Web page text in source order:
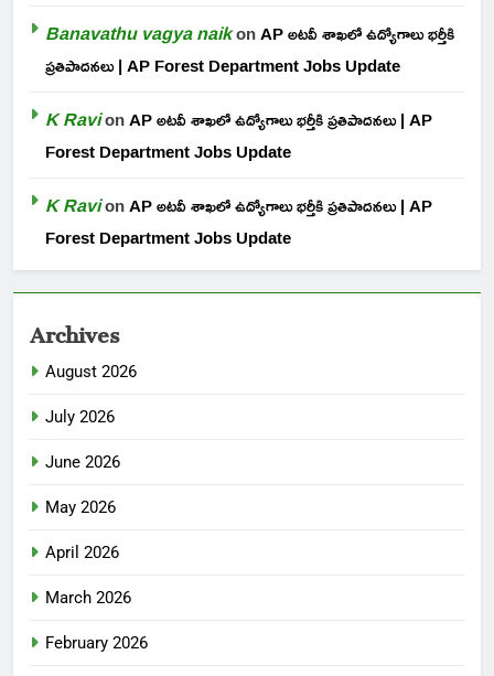
Banavathu vagya naikonAP అటవీ శాఖలో ఉద్యోగాలు భర్తీకి
ప్రతిపాదనలు | AP Forest Department Jobs Update
K RavionAP అటవీ శాఖలో ఉద్యోగాలు భర్తీకి ప్రతిపాదనలు | AP
Forest Department Jobs Update
K RavionAP అటవీ శాఖలో ఉద్యోగాలు భర్తీకి ప్రతిపాదనలు | AP
Forest Department Jobs Update
Archives
August 2026
July 2026
June 2026
May 2026
April 2026
March 2026
February 2026